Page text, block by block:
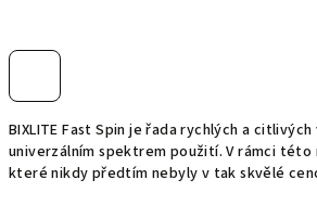
BIXLITE Fast Spin je řada rychlých a
univerzálním spektrem použití. V rámci
které nikdy předtím nebyly v tak skvělé